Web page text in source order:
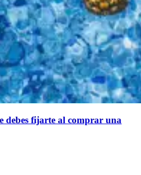
debes fijarte al comprar una